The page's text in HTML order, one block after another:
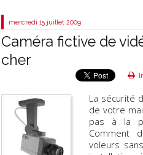
mercredi 15 juillet 2009
Caméra fictive de
cher
La sécurité
de votre
pas à la
Comment
voleurs